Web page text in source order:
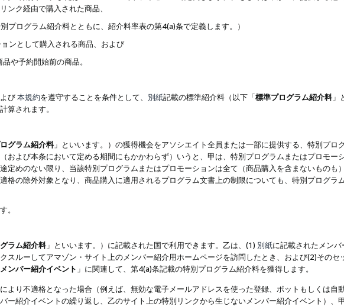
ンク経由で購入された商品、
プログラム紹介料とともに、紹介料率表の第4(a)条で定義します。）
ンとして購入される商品、および
や予約開始前の商品。
び本規約を遵守することを条件として、 別紙記載の標準紹介料（以下「標準プログラム紹介料」
算されます。
グラム紹介料」といいます。）の獲得機会をアソシエイト全員または一部に提供する、特別プロ
および本条において定める期間にもかかわらず）いうと、甲は、特別プログラムまたはプロモー
定めのない限り、当該特別プログラムまたはプロモーションは全て（商品購入を含まないものも
格の除外対象となり、商品購入に適用されるプログラム文書上の制限についても、特別プログラ
。
ラム紹介料」といいます。）に記載された国で利用できます。乙は、(1) 別紙に記載されたメン
スルーしてアマゾン・サイト上のメンバー紹介用ホームページを訪問したとき、および(2)そのセ
メンバー紹介イベント 」に関連して、第4(a)条記載の特別プログラム紹介料を獲得します。
より不適格となった場合（例えば、無効な電子メールアドレスを使った登録、ボットもしくは自
ー紹介イベントの繰り返し、乙のサイト上の特別リンクから生じないメンバー紹介イベント）、